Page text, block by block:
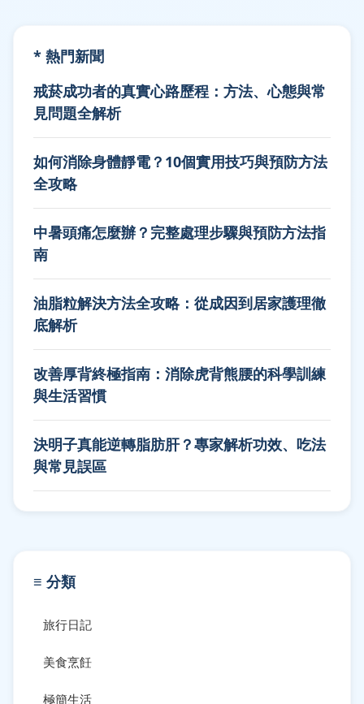
* 熱門新聞
戒菸成功者的真實心路歷程：方法、心態與常
見問題全解析
如何消除身體靜電？10個實用技巧與預防方法
全攻略
中暑頭痛怎麼辦？完整處理步驟與預防方法指
南
油脂粒解決方法全攻略：從成因到居家護理徹
底解析
改善厚背終極指南：消除虎背熊腰的科學訓練
與生活習慣
決明子真能逆轉脂肪肝？專家解析功效、吃法
與常見誤區
≡ 分類
旅行日記
美食烹飪
極簡生活